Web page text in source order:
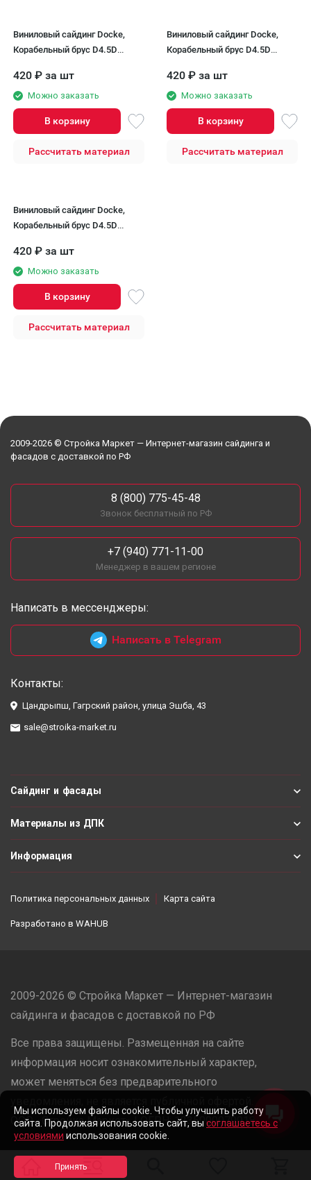
Виниловый сайдинг Docke,
Корабельный брус D4.5D
420 ₽ за шт
Можно заказать
В корзину
Рассчитать материал
Виниловый сайдинг Docke,
Корабельный брус D4.5D
420 ₽ за шт
Можно заказать
В корзину
Рассчитать материал
Виниловый сайдинг Docke,
Корабельный брус D4.5D
420 ₽ за шт
Можно заказать
В корзину
Рассчитать материал
2009-2026 © Стройка Маркет — Интернет-магазин сайдинга и
фасадов с доставкой по РФ
8 (800) 775-45-48
Звонок бесплатный по РФ
+7 (940) 771-11-00
Менеджер в вашем регионе
Написать в мессенджеры:
Написать в Telegram
Контакты:
Цандрыпш, Гагрский район, улица Эшба, 43
sale@stroika-market.ru
Сайдинг и фасады
Материалы из ДПК
Информация
Политика персональных данных Карта сайта
Разработано в WAHUB
2009-2026 © Стройка Маркет — Интернет-магазин
сайдинга и фасадов с доставкой по РФ
Все права защищены. Размещенная на сайте
информация носит ознакомительный характер,
может меняться без предварительного
ООО «Стройка Маркет» | ОГРН: 1235000079918
Разработано в
Мы используем файлы cookie. Чтобы улучшить работу
сайта. Продолжая использовать сайт, вы соглашаетесь с
условиями использования cookie.